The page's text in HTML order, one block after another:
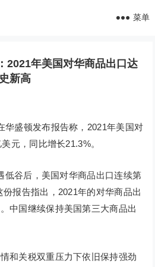
菜单
2021年美国对华商品出口达
新高
华盛顿发布报告称，2021年美国对
元，同比增长21.3%。
低谷后，美国对华商品出口连续第
份报告指出，2021年的对华商品出
中国继续保持美国第三大商品出
和关税双重压力下依旧保持强劲